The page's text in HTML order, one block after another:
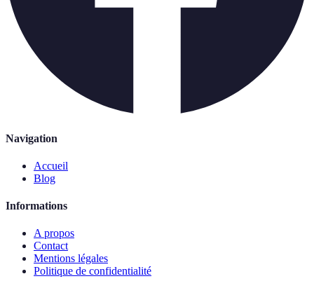
Navigation
Accueil
Blog
Informations
A propos
Contact
Mentions légales
Politique de confidentialité